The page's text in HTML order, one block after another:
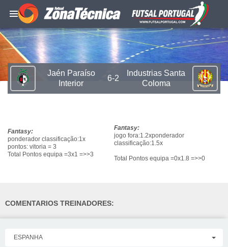
Jaén Paraíso
Interior
6-2
Industrias Santa
Coloma
Fantasy:
ponderador classificação:1x
pontos: vitoria = 3
Total Pontos equipa =3x1 =>>3
Fantasy:
jogo fora:1.2xponderador
classificação:1.5x
Total Pontos equipa =0x1.8 =>>0
COMENTARIOS TREINADORES:
ESPANHA